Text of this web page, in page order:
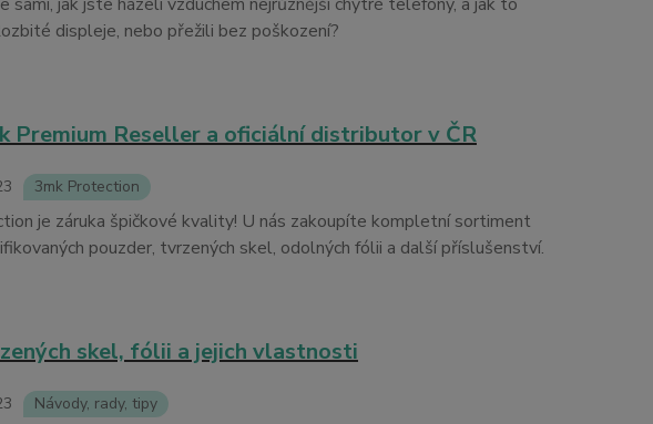
displeje, nebo přežili bez poškození?
Premium Reseller a oficiální distributor v ČR
3mk Protection
je záruka špičkové kvality! U nás zakoupíte kompletní sortiment
pouzder, tvrzených skel, odolných fólii a další příslušenství.
skel, fólii a jejich vlastnosti
Návody, rady, tipy